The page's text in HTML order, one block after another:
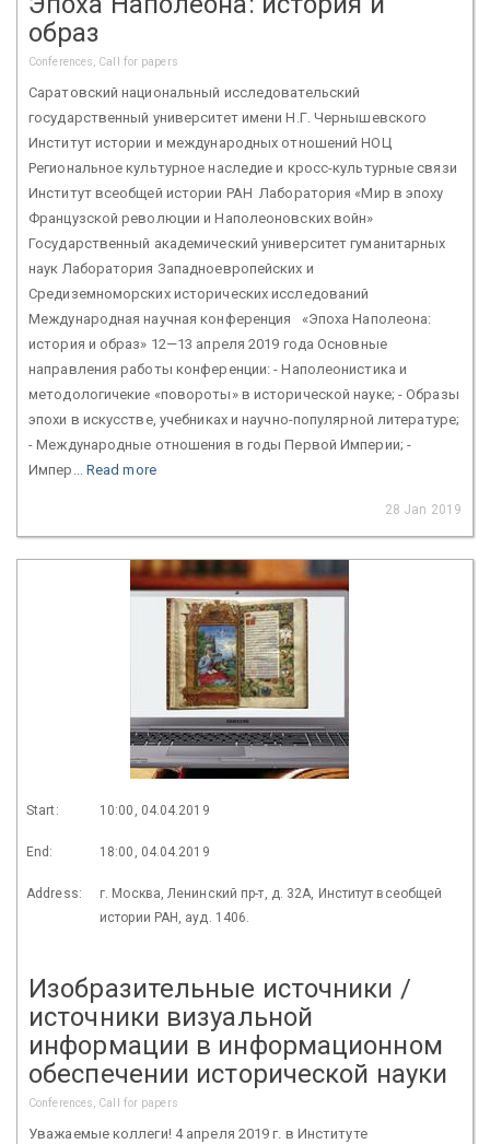
образ
Conferences, Call for papers
Саратовский национальный исследовательский
государственный университет имени Н.Г. Чернышевского
Институт истории и международных отношений НОЦ
Региональное культурное наследие и кросс-культурные связи
Институт всеобщей истории РАН Лаборатория «Мир в эпоху
Французской революции и Наполеоновских войн»
Государственный академический университет гуманитарных
наук Лаборатория Западноевропейских и
Средиземноморских исторических исследований
Международная научная конференция «Эпоха Наполеона:
история и образ» 12—13 апреля 2019 года Основные
направления работы конференции: - Наполеонистика и
методологичекие «повороты» в исторической науке; - Образы
эпохи в искусстве, учебниках и научно-популярной литературе;
- Международные отношения в годы Первой Империи; -
Импер... Read more
28 Jan 2019
Start: 10:00, 04.04.2019
End: 18:00, 04.04.2019
Address:
г. Москва, Ленинский пр-т, д. 32А, Институт всеобщей
истории РАН, ауд. 1406.
Изобразительные источники /
источники визуальной
информации в информационном
обеспечении исторической науки
Conferences, Call for papers
Уважаемые коллеги! 4 апреля 2019 г. в Институте